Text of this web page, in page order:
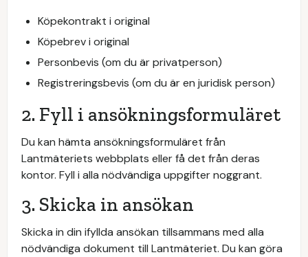
Köpekontrakt i original
Köpebrev i original
Personbevis (om du är privatperson)
Registreringsbevis (om du är en juridisk person)
2. Fyll i ansökningsformuläret
Du kan hämta ansökningsformuläret från
Lantmäteriets webbplats eller få det från deras
kontor. Fyll i alla nödvändiga uppgifter noggrant.
3. Skicka in ansökan
Skicka in din ifyllda ansökan tillsammans med alla
nödvändiga dokument till Lantmäteriet. Du kan göra